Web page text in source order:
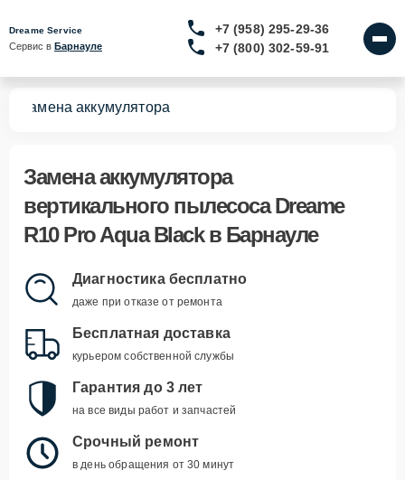
Dreame Service
Сервис в Барнауле
+7 (958) 295-29-36
+7 (800) 302-59-91
Замена аккумулятора
Замена аккумулятора
вертикального пылесоса Dreame
R10 Pro Aqua Black в Барнауле
Диагностика бесплатно
даже при отказе от ремонта
Бесплатная доставка
курьером собственной службы
Гарантия до 3 лет
на все виды работ и запчастей
Срочный ремонт
в день обращения от 30 минут